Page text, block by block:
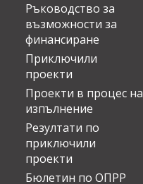
Ръководство за
възможности за
финансиране
Приключили
проекти
Проекти в процес на
изпълнение
Резултати по
приключили
проекти
Бюлетин по ОПРР